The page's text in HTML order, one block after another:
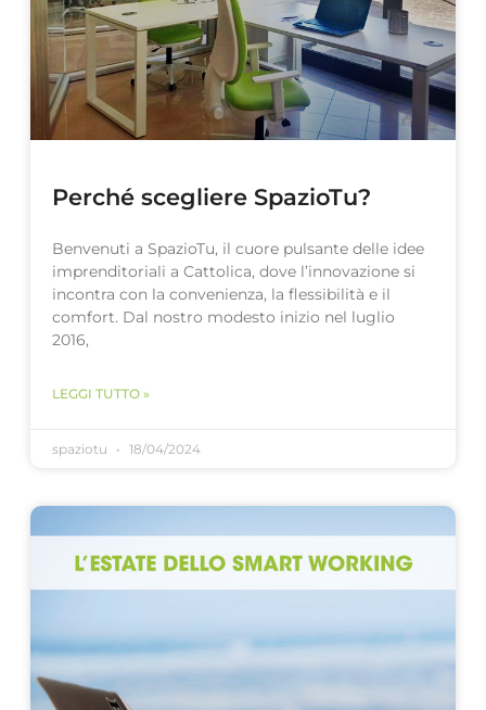
Perché scegliere SpazioTu?
Benvenuti a SpazioTu, il cuore pulsante delle idee
imprenditoriali a Cattolica, dove l’innovazione si
incontra con la convenienza, la flessibilità e il
comfort. Dal nostro modesto inizio nel luglio
2016,
LEGGI TUTTO »
spaziotu 18/04/2024